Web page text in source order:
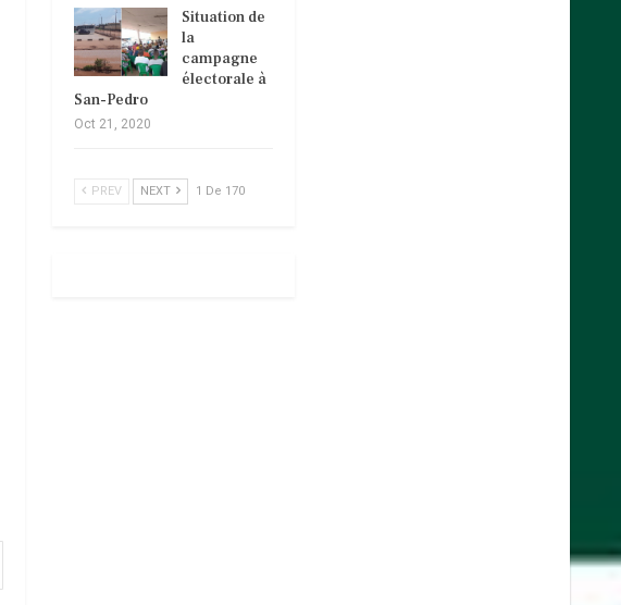
Situation de
la
campagne
électorale à
San-Pedro
Oct 21, 2020
PREV NEXT 1 De 170